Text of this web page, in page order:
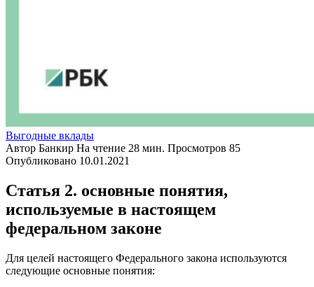
Выгодные вклады
Автор Банкир На чтение 28 мин. Просмотров 85
Опубликовано 10.01.2021
Статья 2. основные понятия,
используемые в настоящем
федеральном законе
Для целей настоящего Федерального закона используются
следующие основные понятия: